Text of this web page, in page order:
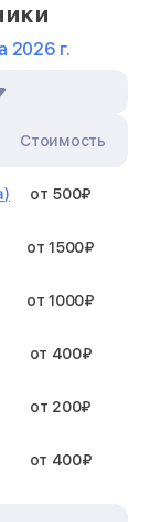
2026 г.
Стоимость
от 500₽
от 1500₽
от 1000₽
от 400₽
от 200₽
от 400₽